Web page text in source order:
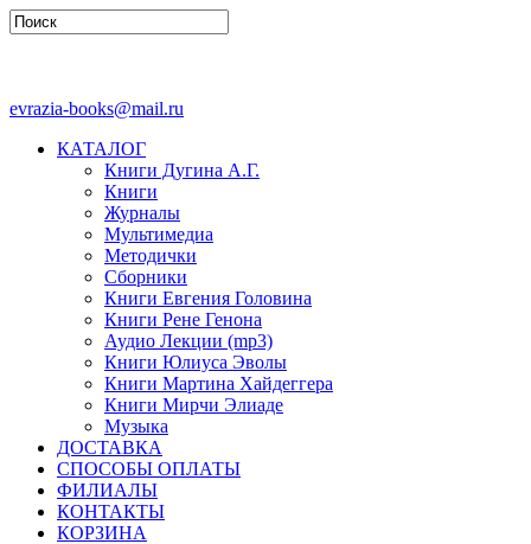
evrazia-books@mail.ru
КАТАЛОГ
Книги Дугина А.Г.
Книги
Журналы
Мультимедиа
Методички
Сборники
Книги Евгения Головина
Книги Рене Генона
Аудио Лекции (mp3)
Книги Юлиуса Эволы
Книги Мартина Хайдеггера
Книги Мирчи Элиаде
Музыка
ДОСТАВКА
СПОСОБЫ ОПЛАТЫ
ФИЛИАЛЫ
КОНТАКТЫ
КОРЗИНА